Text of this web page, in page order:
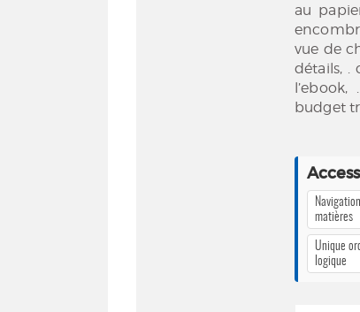
au
vue de
détails, .
budget
matières
Unique
logique